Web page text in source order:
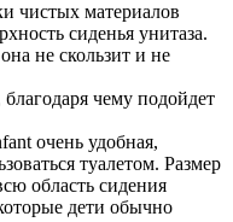
чистых материалов
сиденья унитаза.
не скользит и не
чему подойдет
очень удобная,
туалетом. Размер
область сидения
дети обычно